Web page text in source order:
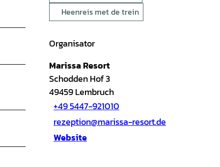
Heenreis met de trein
Organisator
Marissa Resort
Schodden Hof 3
49459Lembruch
+49 5447-921010
rezeption@marissa-resort.de
Website